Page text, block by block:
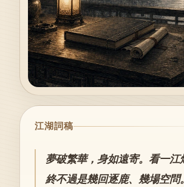
江湖詞稿
夢破繁華，身如遠寄。看一江
終不過是幾回逐鹿、幾場空問